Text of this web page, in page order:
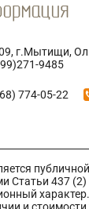
г.Мытищи,
9485
774-05-22
Статьи 437